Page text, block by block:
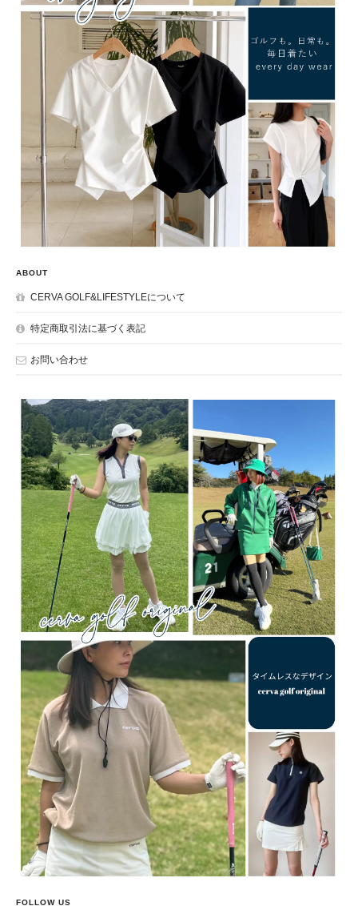
ABOUT
CERVA GOLF&LIFESTYLEについて
特定商取引法に基づく表記
お問い合わせ
FOLLOW US